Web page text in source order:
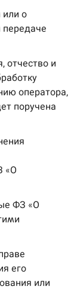
о
передаче
отчество и
оператора,
поручена
«О
ФЗ «О
его
или